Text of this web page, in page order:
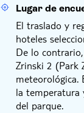
Lugar de
El traslado y
hoteles
De lo
Zrinski 2 (Park
meteorológica.
la temperatura
del parque.